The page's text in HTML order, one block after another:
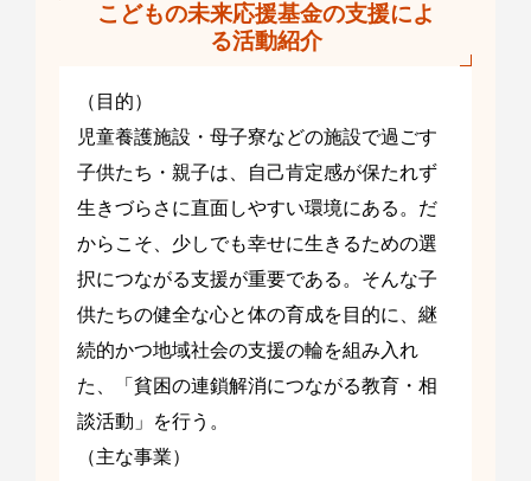
こどもの未来応援基金の支援によ
る活動紹介
（目的）
児童養護施設・母子寮などの施設で過ごす
子供たち・親子は、自己肯定感が保たれず
生きづらさに直面しやすい環境にある。だ
からこそ、少しでも幸せに生きるための選
択につながる支援が重要である。そんな子
供たちの健全な心と体の育成を目的に、継
続的かつ地域社会の支援の輪を組み入れ
た、「貧困の連鎖解消につながる教育・相
談活動」を行う。
（主な事業）